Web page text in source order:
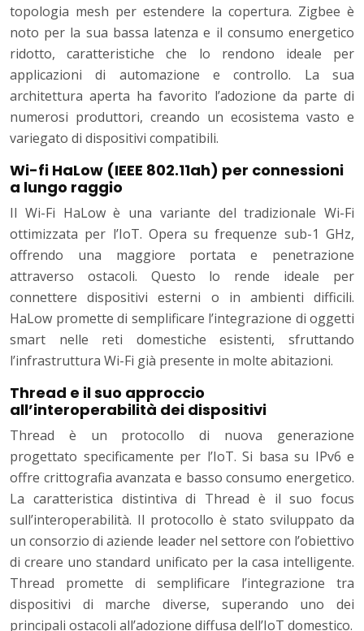
topologia mesh per estendere la copertura. Zigbee è
noto per la sua bassa latenza e il consumo energetico
ridotto, caratteristiche che lo rendono ideale per
applicazioni di automazione e controllo. La sua
architettura aperta ha favorito l’adozione da parte di
numerosi produttori, creando un ecosistema vasto e
variegato di dispositivi compatibili.
Wi-fi HaLow (IEEE 802.11ah) per connessioni
a lungo raggio
Il Wi-Fi HaLow è una variante del tradizionale Wi-Fi
ottimizzata per l’IoT. Opera su frequenze sub-1 GHz,
offrendo una maggiore portata e penetrazione
attraverso ostacoli. Questo lo rende ideale per
connettere dispositivi esterni o in ambienti difficili.
HaLow promette di semplificare l’integrazione di oggetti
smart nelle reti domestiche esistenti, sfruttando
l’infrastruttura Wi-Fi già presente in molte abitazioni.
Thread e il suo approccio
all’interoperabilità dei dispositivi
Thread è un protocollo di nuova generazione
progettato specificamente per l’IoT. Si basa su IPv6 e
offre crittografia avanzata e basso consumo energetico.
La caratteristica distintiva di Thread è il suo focus
sull’interoperabilità. Il protocollo è stato sviluppato da
un consorzio di aziende leader nel settore con l’obiettivo
di creare uno standard unificato per la casa intelligente.
Thread promette di semplificare l’integrazione tra
dispositivi di marche diverse, superando uno dei
principali ostacoli all’adozione diffusa dell’IoT domestico.